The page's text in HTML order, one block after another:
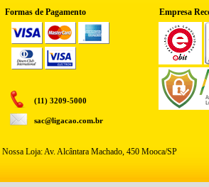
Formas de Pagamento Empresa
(11) 3209-5000
sac@ligacao.com.br
Nossa Loja: Av. Alcântara Machado, 450 Mooca/SP